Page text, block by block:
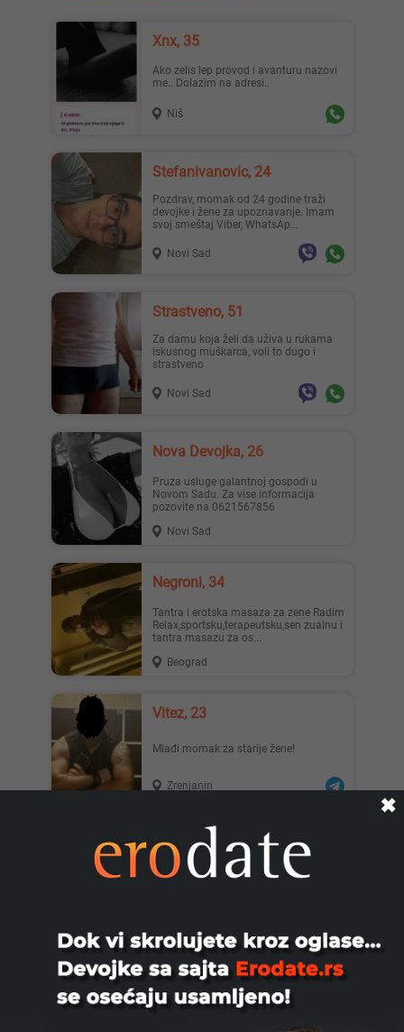
Xnx, 35
Ako zelis lep provod i avanturu nazovi
me.. Dolazim na adresi..
Niš
Stefanivanovic, 24
Pozdrav, momak od 24 godine traži
devojke i žene za upoznavanje. Imam
svoj smeštaj Viber, WhatsAp...
Novi Sad
Strastveno, 51
Za damu koja želi da uživa u rukama
iskusnog muškarca, voli to dugo i
strastveno
Novi Sad
Nova Devojka, 26
Pruza usluge galantnoj gospodi u
Novom Sadu. Za vise informacija
pozovite na 0621567856
Novi Sad
Negroni, 34
Tantra i erotska masaza za zene Radim
Relax,sportsku,terapeutsku,sen zualnu i
tantra masazu za os...
Beograd
Vitez, 23
Mlađi momak za starije žene!
Zrenjanin
Gagi123, 33
Trazim nornalne zenske osobe za
Stefan, 27
Za devojku ili damo ne bitnog izgleda i
✖